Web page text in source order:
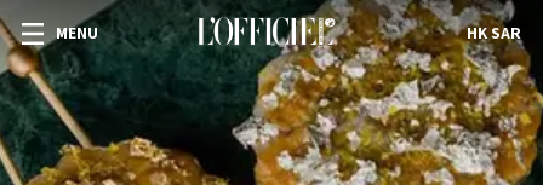
MENU HK SAR